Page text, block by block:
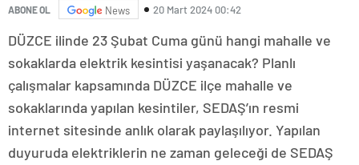
ABONE OL News 20 Mart 2024 00:42
DÜZCE ilinde 23 Şubat Cuma günü hangi mahalle ve
sokaklarda elektrik kesintisi yaşanacak? Planlı
çalışmalar kapsamında DÜZCE ilçe mahalle ve
sokaklarında yapılan kesintiler, SEDAŞ’ın resmi
internet sitesinde anlık olarak paylaşılıyor. Yapılan
duyuruda elektriklerin ne zaman geleceği de SEDAŞ